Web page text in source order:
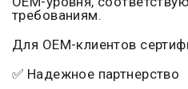
требованиям.
Для OEM-клиентов
✅ Надежное партнерство